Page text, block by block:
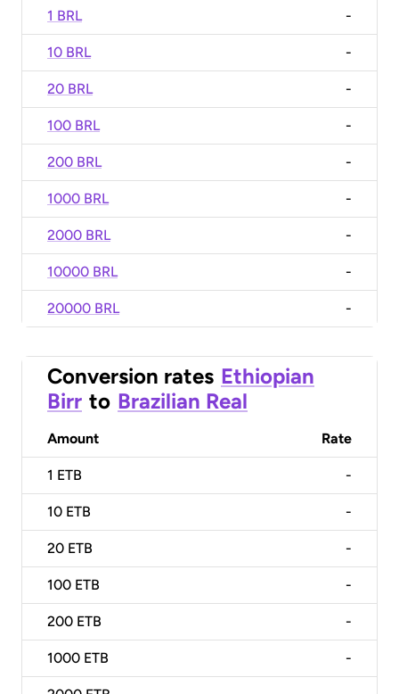
1 BRL -
10 BRL -
20 BRL -
100 BRL -
200 BRL -
1000 BRL -
2000 BRL -
10000 BRL -
20000 BRL -
Conversion rates Ethiopian
Birr to Brazilian Real
Amount Rate
1 ETB -
10 ETB -
20 ETB -
100 ETB -
200 ETB -
1000 ETB -